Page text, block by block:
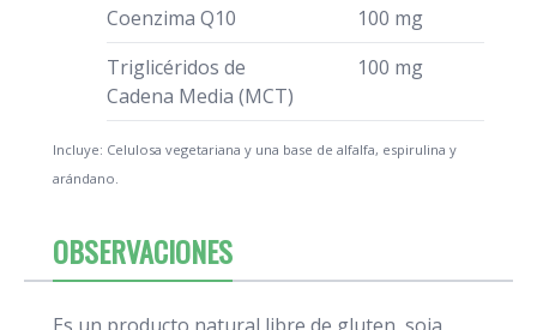
Coenzima Q10
100 mg
Triglicéridos de
Cadena Media (MCT)
100 mg
Incluye: Celulosa vegetariana y una base de alfalfa, espirulina y
arándano.
OBSERVACIONES